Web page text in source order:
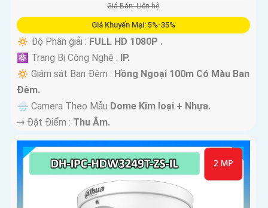
Giá Bán: Liên hệ
Giá Khuyến Mại: 5%-35%
🔅 Độ Phân giải : FULL HD 1080P .
⚛️ Trang Bị Công Nghệ : IP.
🔅 Giám sát Ban Đêm : Hồng Ngoại 100m Có Màu Ban
Ðêm.
🌧️ Camera Theo Mẫu Dome Kim loại + Nhựa.
️⇝ Đặt Điểm : Thu Âm.